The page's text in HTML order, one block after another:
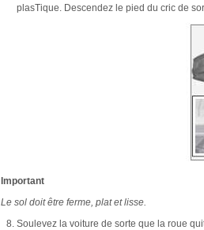
plasTique. Descendez le pied du cric de
Important
Le sol doit être ferme, plat et lisse.
Soulevez la voiture de sorte que la roue